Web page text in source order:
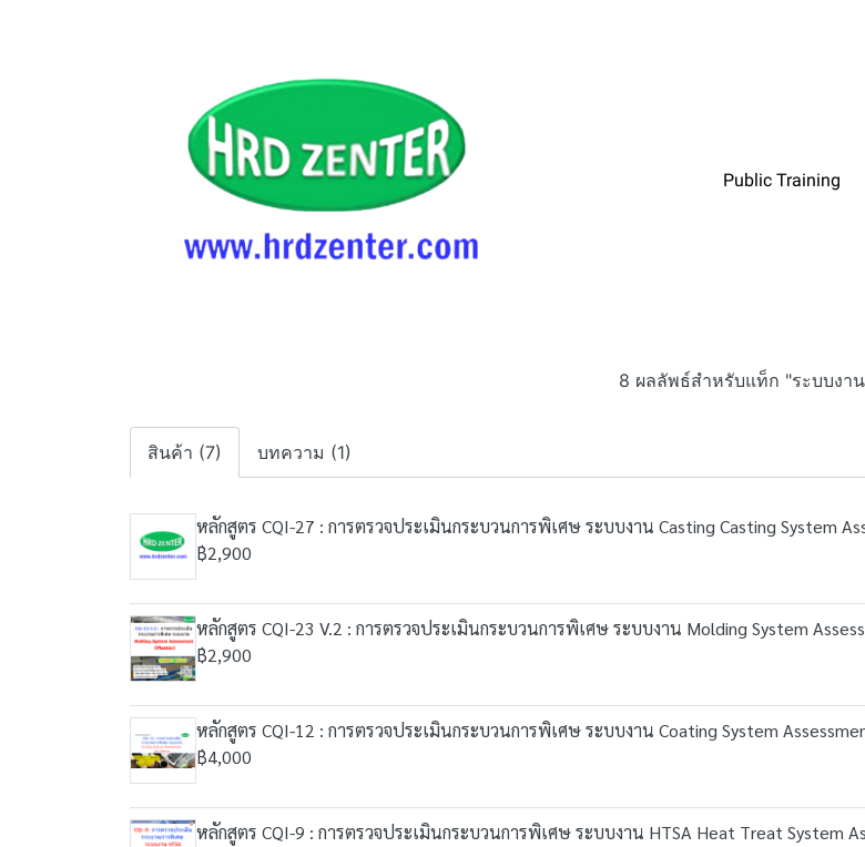
Public Training
8 ผลลัพธ์สำหรับแท็ก "ระบบงา
สินค้า (7) บทความ (1)
หลักสูตร CQI-27 : การตรวจประเมินกระบวนการพิเศษ ระบบงาน Casting Casting System
฿2,900
หลักสูตร CQI-23 V.2 : การตรวจประเมินกระบวนการพิเศษ ระบบงาน Molding System
฿2,900
หลักสูตร CQI-12 : การตรวจประเมินกระบวนการพิเศษ ระบบงาน Coating System
฿4,000
หลักสูตร CQI-9 : การตรวจประเมินกระบวนการพิเศษ ระบบงาน HTSA Heat Treat System